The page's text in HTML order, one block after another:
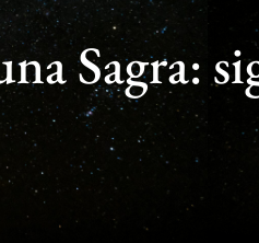
Sagra: